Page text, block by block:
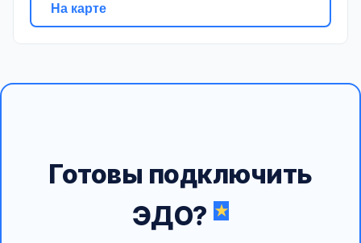
На карте
Готовы подключить
ЭДО?